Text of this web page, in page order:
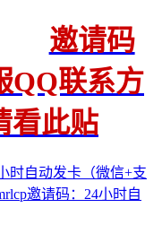
邀请码
QQ联系方
看此贴
时自动发卡（微信+支
邀请码：24小时自